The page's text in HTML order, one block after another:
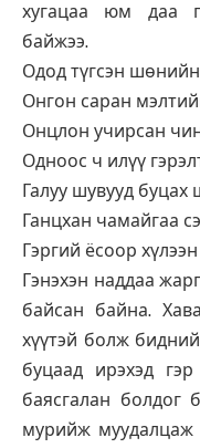
хугацаа юм даа
байжээ.
Одод түгсэн шөнийн
Онгон саран
Онцлон учирсан
Одноос ч илүү
Галуу шувууд
Ганцхан чамайгаа
Гэргий ёсоор
Гэнэхэн наддаа
байсан байна.
хүүтэй болж
буцаад ирэхэд
баясгалан
мурийж муудалцаж